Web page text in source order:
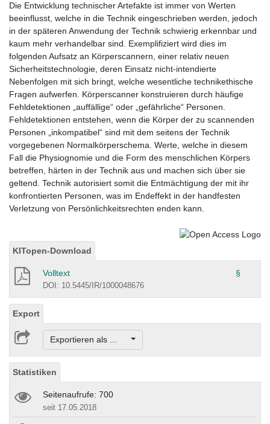
Die Entwicklung technischer Artefakte ist immer von Werten
beeinflusst, welche in die Technik eingeschrieben werden, jedoch
in der späteren Anwendung der Technik schwierig erkennbar und
kaum mehr verhandelbar sind. Exemplifiziert wird dies im
folgenden Aufsatz an Körperscannern, einer relativ neuen
Sicherheitstechnologie, deren Einsatz nicht-intendierte
Nebenfolgen mit sich bringt, welche wesentliche technikethische
Fragen aufwerfen. Körperscanner konstruieren durch häufige
Fehldetektionen „auffällige“ oder „gefährliche“ Personen.
Fehldetektionen entstehen, wenn die Körper der zu scannenden
Personen „inkompatibel“ sind mit dem seitens der Technik
vorgegebenen Normalkörperschema. Werte, welche in diesem
Fall die Physiognomie und die Form des menschlichen Körpers
betreffen, härten in der Technik aus und machen sich über sie
geltend. Technik autorisiert somit die Entmächtigung der mit ihr
konfrontierten Personen, was im Endeffekt in der handfesten
Verletzung von Persönlichkeitsrechten enden kann.
KITopen-Download
Volltext §
DOI: 10.5445/IR/1000048676
Export
Exportieren als ...
Statistiken
Seitenaufrufe: 700
seit 17.05.2018